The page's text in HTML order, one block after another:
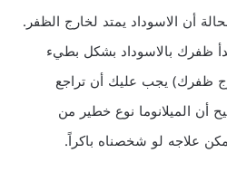
أن الاسوداد يمتد لخارج الظفر.
ظفرك بالاسوداد بشكل بطيء
ظفرك) يجب عليك أن تراجع
الميلانوما نوع خطير من
علاجه لو شخصناه باكراً.